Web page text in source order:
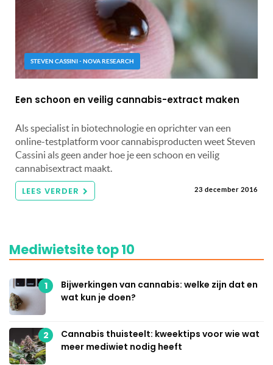
STEVEN CASSINI - NOVA RESEARCH
Een schoon en veilig cannabis-extract maken
Als specialist in biotechnologie en oprichter van een
online-testplatform voor cannabisproducten weet Steven
Cassini als geen ander hoe je een schoon en veilig
cannabisextract maakt.
LEES VERDER 23 december 2016
Mediwietsite top 10
1
Bijwerkingen van cannabis: welke zijn dat en
wat kun je doen?
2
Cannabis thuisteelt: kweektips voor wie wat
meer mediwiet nodig heeft